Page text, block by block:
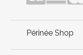
Périnée Shop